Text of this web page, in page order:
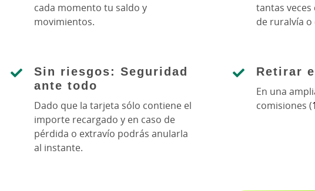
cada momento tu saldo y
movimientos.
tantas
de ruralvía o
Sin riesgos: Seguridad
ante todo
Dado que la tarjeta sólo contiene el
importe recargado y en caso de
pérdida o extravío podrás anularla
al instante.
Retirar
En una
comisiones (1